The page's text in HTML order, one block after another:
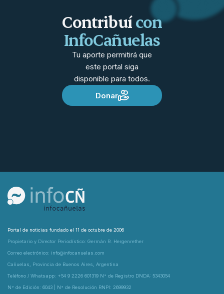
Contribuícon
InfoCañuelas
Tu aporte permitirá que
este portal siga
disponible para todos.
Donar
Portal de noticias fundado el 11 de octubre de 2006
Propietario y Director Periodístico: Germán R. Hergenrether
Correo electrónico: info@infocanuelas.com
Cañuelas, Provincia de Buenos Aires, Argentina
Teléfono / Whatsapp: +54 9 2226 601319 N° de Registro DNDA: 5343054
N° de Edición: 6043 | N° de Resolución RNPI: 2699932